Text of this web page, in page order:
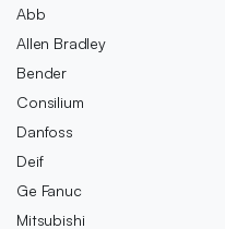
Abb
Allen Bradley
Bender
Consilium
Danfoss
Deif
Ge Fanuc
Mitsubishi